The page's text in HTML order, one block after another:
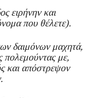
ειρήνην και
που θέλετε).
δαιμόνων μαχητά,
πολεμούντας με,
και απόστρεψον